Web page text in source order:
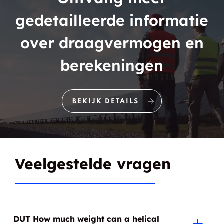
gedetailleerde informatie
over draagvermogen en
berekeningen
BEKIJK DETAILS
Veelgestelde vragen
DUT How much weight can a helical